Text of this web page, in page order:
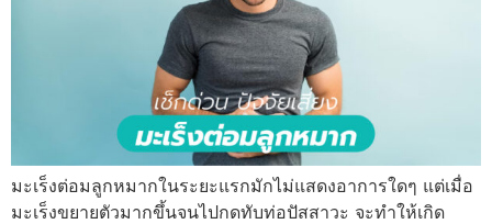
มะเร็งต่อมลูกหมากในระยะแรกมักไม่แสดงอาการใดๆ แต่เมื่อ
มะเร็งขยายตัวมากขึ้นจนไปกดทับท่อปัสสาวะ จะทำให้เกิด